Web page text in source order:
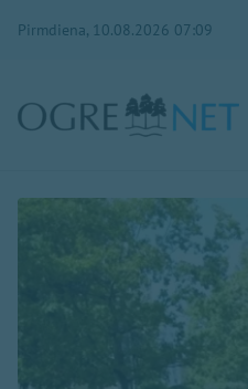
Pirmdiena, 10.08.2026 07:09